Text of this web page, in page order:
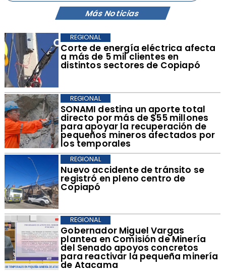
Más Noticias
Corte de energía eléctrica afecta
a más de 5 mil clientes en
distintos sectores de Copiapó
REGIONAL
​SONAMI destina un aporte total
directo por más de $55 millones
para apoyar la recuperación de
pequeños mineros afectados por
los temporales
REGIONAL
​Nuevo accidente de tránsito se
registró en pleno centro de
Copiapó
REGIONAL
​Gobernador Miguel Vargas
plantea en Comisión de Minería
del Senado apoyos concretos
para reactivar la pequeña minería
de Atacama
REGIONAL